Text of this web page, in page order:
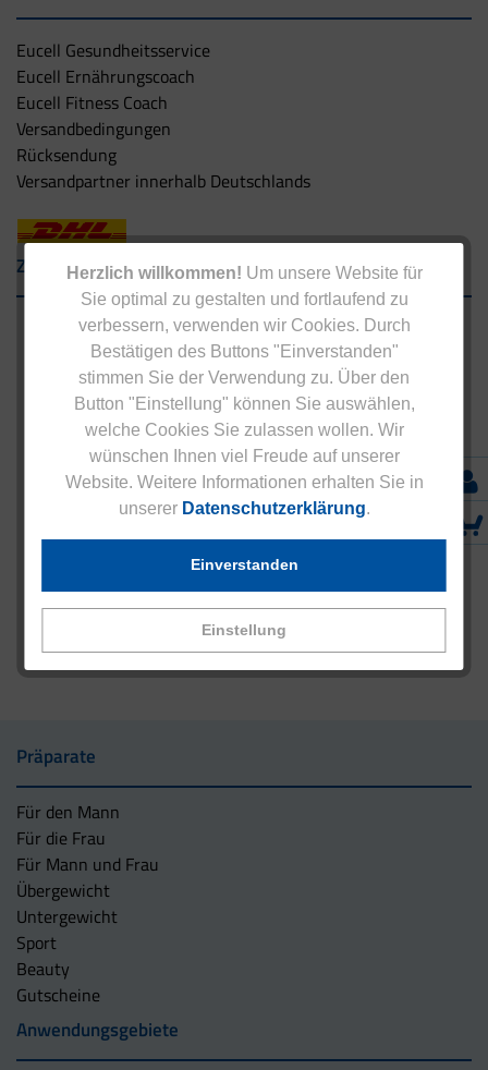
Herzlich willkommen! Um unsere Website für
Sie optimal zu gestalten und fortlaufend zu
verbessern, verwenden wir Cookies. Durch
Bestätigen des Buttons "Einverstanden"
stimmen Sie der Verwendung zu. Über den
Button "Einstellung" können Sie auswählen,
welche Cookies Sie zulassen wollen. Wir
wünschen Ihnen viel Freude auf unserer
Website. Weitere Informationen erhalten Sie in
unserer Datenschutzerklärung.
Einstellung
Einverstanden
Eucell Gesundheitsservice
Eucell Ernährungscoach
Eucell Fitness Coach
Versandbedingungen
Rücksendung
Versandpartner innerhalb Deutschlands
Zahlungsarten
Präparate
Für den Mann
Für die Frau
Für Mann und Frau
Übergewicht
Untergewicht
Sport
Beauty
Gutscheine
Anwendungsgebiete